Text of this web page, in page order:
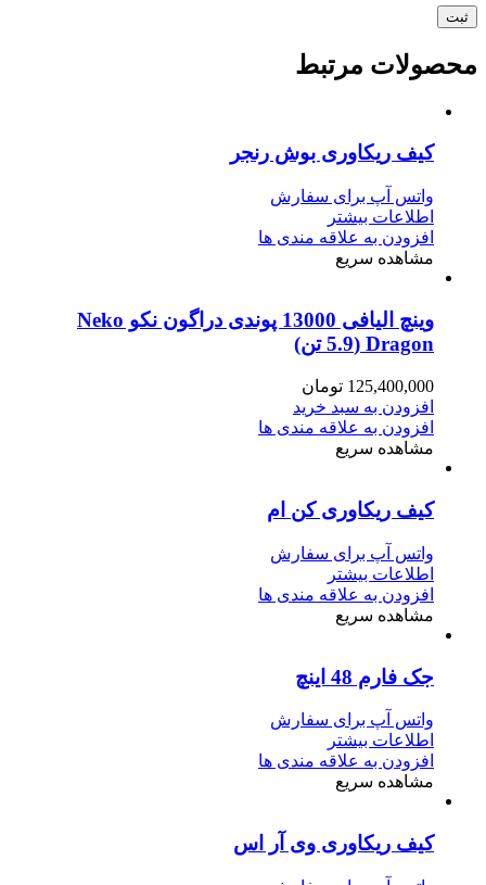
محصولات مرتبط
کیف ریکاوری بوش رنجر
واتس آپ برای سفارش
اطلاعات بیشتر
افزودن به علاقه مندی ها
مشاهده سریع
وینچ الیافی 13000 پوندی دراگون نکو Neko
Dragon (5.9 تن)
125,400,000 تومان
افزودن به سبد خرید
افزودن به علاقه مندی ها
مشاهده سریع
کیف ریکاوری کن ام
واتس آپ برای سفارش
اطلاعات بیشتر
افزودن به علاقه مندی ها
مشاهده سریع
جک فارم 48 اینچ
واتس آپ برای سفارش
اطلاعات بیشتر
افزودن به علاقه مندی ها
مشاهده سریع
کیف ریکاوری وی آر اس